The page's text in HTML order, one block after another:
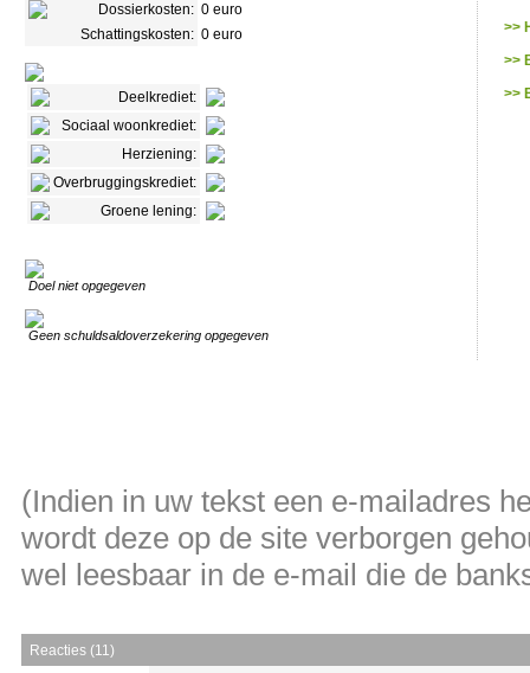
Dossierkosten: 0 euro
Schattingskosten: 0 euro
Deelkrediet:
Sociaal woonkrediet:
Herziening:
Overbruggingskrediet:
Groene lening:
Doel niet opgegeven
Geen schuldsaldoverzekering opgegeven
>>
>>
>>
(Indien in uw tekst een e-mailadres
wordt deze op de site verborgen
wel leesbaar in de e-mail die de
Reacties (11)